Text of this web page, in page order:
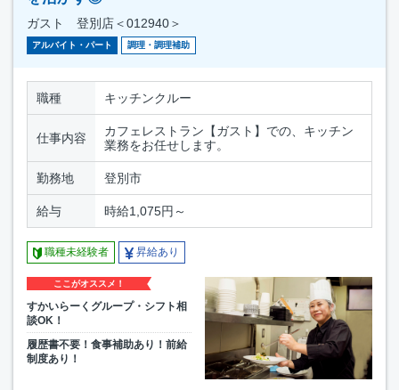
ガスト 登別店＜012940＞
アルバイト・パート 調理・調理補助
職種 キッチンクルー
仕事内容
カフェレストラン【ガスト】での、キッチン
業務をお任せします。
勤務地 登別市
給与 時給1,075円～
職種未経験者 昇給あり
ここがオススメ！
すかいらーくグループ・シフト相
談OK！
履歴書不要！食事補助あり！前給
制度あり！